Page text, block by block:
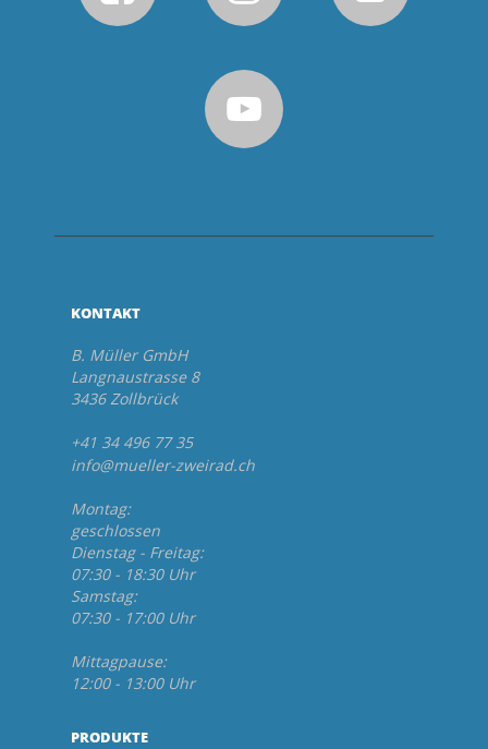
KONTAKT
B. Müller GmbH
Langnaustrasse 8
3436 Zollbrück
+41 34 496 77 35
info@mueller-zweirad.ch
Montag:
geschlossen
Dienstag - Freitag:
07:30 - 18:30 Uhr
Samstag:
07:30 - 17:00 Uhr
Mittagpause:
12:00 - 13:00 Uhr
PRODUKTE